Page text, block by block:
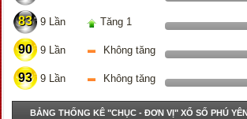
83 9 Lần Tăng 1
90 9 Lần Không tăng
93 9 Lần Không tăng
BẢNG THỐNG KÊ "CHỤC - ĐƠN VỊ" XỔ SỐ PHÚ